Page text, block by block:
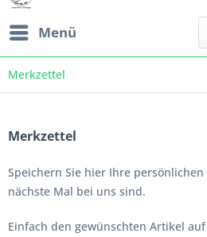
Menü
Merkzettel
Merkzettel
Speichern Sie hier Ihre persönlichen
nächste Mal bei uns sind.
Einfach den gewünschten Artikel